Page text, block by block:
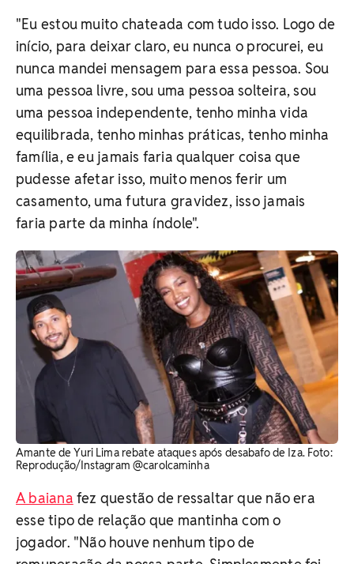
"Eu estou muito chateada com tudo isso. Logo de
início, para deixar claro, eu nunca o procurei, eu
nunca mandei mensagem para essa pessoa. Sou
uma pessoa livre, sou uma pessoa solteira, sou
uma pessoa independente, tenho minha vida
equilibrada, tenho minhas práticas, tenho minha
família, e eu jamais faria qualquer coisa que
pudesse afetar isso, muito menos ferir um
casamento, uma futura gravidez, isso jamais
faria parte da minha índole".
Amante de Yuri Lima rebate ataques após desabafo de Iza. Foto:
Reprodução/Instagram @carolcaminha
A baiana fez questão de ressaltar que não era
esse tipo de relação que mantinha com o
jogador. "Não houve nenhum tipo de